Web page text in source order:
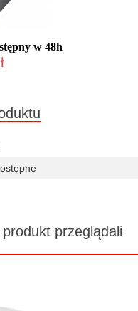
w 48h
przeglądali